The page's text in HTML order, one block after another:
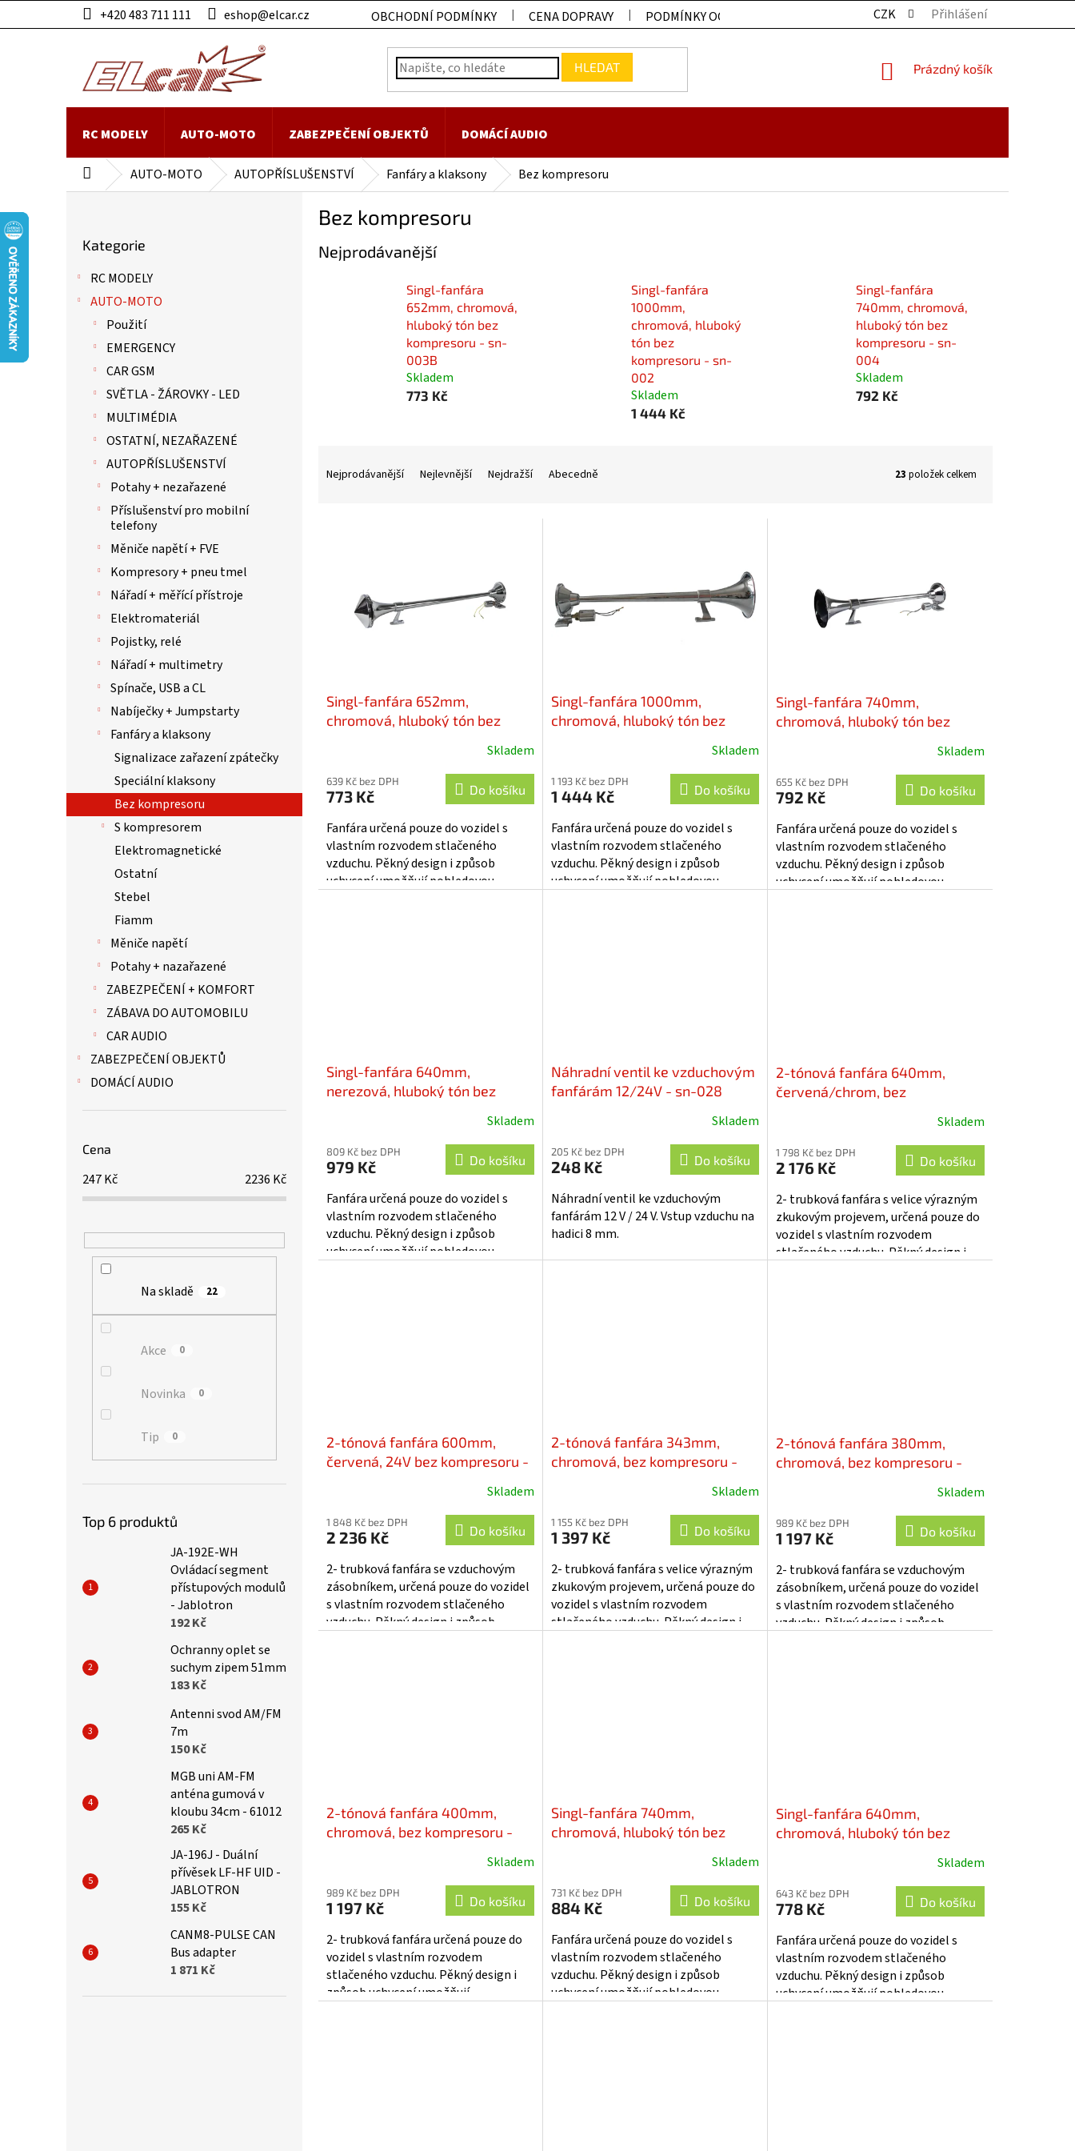
na
+420 483 711 111 eshop@elcar.cz OBCHODNÍ PODMÍNKY CENA DOPRAVY PODMÍNKY OCHRANY OSOBNÍCH ÚDAJŮ KONTAKTY
CZK Přihlášení
HLEDAT
NÁKUPNÍ
Prázdný košík
RC MODELY AUTO-MOTO ZABEZPEČENÍ OBJEKTŮ DOMÁCÍ AUDIO
Domů AUTO-MOTO AUTOPŘÍSLUŠENSTVÍ Fanfáry a klaksony Bez kompresoru
kategorie
Kategorie
RC MODELY
AUTO-MOTO
Použití
EMERGENCY
CAR GSM
SVĚTLA - ŽÁROVKY - LED
MULTIMÉDIA
OSTATNÍ, NEZAŘAZENÉ
AUTOPŘÍSLUŠENSTVÍ
Potahy + nezařazené
Příslušenství pro mobilní
telefony
Měniče napětí + FVE
Kompresory + pneu tmel
Nářadí + měřící přístroje
Elektromateriál
Pojistky, relé
Nářadí + multimetry
Spínače, USB a CL
Nabíječky + Jumpstarty
Fanfáry a klaksony
Signalizace zařazení zpátečky
Speciální klaksony
Bez kompresoru
S kompresorem
Elektromagnetické
Ostatní
Stebel
Fiamm
Měniče napětí
Potahy + nazařazené
ZABEZPEČENÍ + KOMFORT
ZÁBAVA DO AUTOMOBILU
CAR AUDIO
ZABEZPEČENÍ OBJEKTŮ
DOMÁCÍ AUDIO
Cena
247Kč 2236 Kč
Na skladě 22
Akce 0
Novinka 0
Tip 0
Top 6 produktů
JA-192E-WH
Ovládací segment
přístupových modulů
- Jablotron
192 Kč
Ochranny oplet se
suchym zipem 51mm
183 Kč
Antenni svod AM/FM
7m
150 Kč
MGB uni AM-FM
anténa gumová v
kloubu 34cm - 61012
265 Kč
JA-196J - Duální
přívěsek LF-HF UID -
JABLOTRON
155 Kč
CANM8-PULSE CAN
Bus adapter
1 871 Kč
Bez kompresoru
Nejprodávanější
Singl-fanfára
652mm, chromová,
hluboký tón bez
kompresoru - sn-
003B
Skladem
773 Kč
Singl-fanfára
1000mm,
chromová, hluboký
tón bez
kompresoru - sn-
002
Skladem
1 444 Kč
Singl-fanfára
740mm, chromová,
hluboký tón bez
kompresoru - sn-
004
Skladem
792 Kč
Nejprodávanější Nejlevnější Nejdražší Abecedně 23 položek celkem
Singl-fanfára 652mm,
chromová, hluboký tón bez
Skladem
639 Kč bez DPH
773 Kč Do košíku
Fanfára určená pouze do vozidel s
vlastním rozvodem stlačeného
vzduchu. Pěkný design i způsob
uchycení umožňují pohledovou
Singl-fanfára 1000mm,
chromová, hluboký tón bez
produktu
je
5,0
z
5
hvězdiček.
Skladem
1 193 Kč bez DPH
1 444 Kč Do košíku
Fanfára určená pouze do vozidel s
vlastním rozvodem stlačeného
vzduchu. Pěkný design i způsob
uchycení umožňují pohledovou
Singl-fanfára 740mm,
chromová, hluboký tón bez
Skladem
655 Kč bez DPH
792 Kč Do košíku
Fanfára určená pouze do vozidel s
vlastním rozvodem stlačeného
vzduchu. Pěkný design i způsob
uchycení umožňují pohledovou
Singl-fanfára 640mm,
nerezová, hluboký tón bez
Skladem
809 Kč bez DPH
979 Kč Do košíku
Fanfára určená pouze do vozidel s
vlastním rozvodem stlačeného
vzduchu. Pěkný design i způsob
uchycení umožňují pohledovou
Náhradní ventil ke vzduchovým
fanfárám 12/24V - sn-028
Skladem
205 Kč bez DPH
248 Kč Do košíku
Náhradní ventil ke vzduchovým
fanfárám 12 V / 24 V. Vstup vzduchu na
hadici 8 mm.
2-tónová fanfára 640mm,
červená/chrom, bez
produktu
je
5,0
z
5
hvězdiček.
Skladem
1 798 Kč bez DPH
2 176 Kč Do košíku
2- trubková fanfára s velice výrazným
zkukovým projevem, určená pouze do
vozidel s vlastním rozvodem
stlačeného vzduchu. Pěkný design i
2-tónová fanfára 600mm,
červená, 24V bez kompresoru -
produktu
je
5,0
z
5
hvězdiček.
Skladem
1 848 Kč bez DPH
2 236 Kč Do košíku
2- trubková fanfára se vzduchovým
zásobníkem, určená pouze do vozidel
s vlastním rozvodem stlačeného
vzduchu. Pěkný design i způsob
2-tónová fanfára 343mm,
chromová, bez kompresoru -
Skladem
1 155 Kč bez DPH
1 397 Kč Do košíku
2- trubková fanfára s velice výrazným
zkukovým projevem, určená pouze do
vozidel s vlastním rozvodem
stlačeného vzduchu. Pěkný design i
2-tónová fanfára 380mm,
chromová, bez kompresoru -
Skladem
989 Kč bez DPH
1 197 Kč Do košíku
2- trubková fanfára se vzduchovým
zásobníkem, určená pouze do vozidel
s vlastním rozvodem stlačeného
vzduchu. Pěkný design i způsob
2-tónová fanfára 400mm,
chromová, bez kompresoru -
Skladem
989 Kč bez DPH
1 197 Kč Do košíku
2- trubková fanfára určená pouze do
vozidel s vlastním rozvodem
stlačeného vzduchu. Pěkný design i
způsob uchycení umožňují
Singl-fanfára 740mm,
chromová, hluboký tón bez
Skladem
731 Kč bez DPH
884 Kč Do košíku
Fanfára určená pouze do vozidel s
vlastním rozvodem stlačeného
vzduchu. Pěkný design i způsob
uchycení umožňují pohledovou
Singl-fanfára 640mm,
chromová, hluboký tón bez
Skladem
643 Kč bez DPH
778 Kč Do košíku
Fanfára určená pouze do vozidel s
vlastním rozvodem stlačeného
vzduchu. Pěkný design i způsob
uchycení umožňují pohledovou